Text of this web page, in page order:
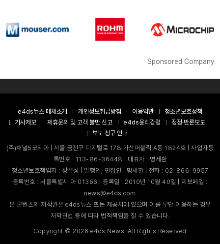
Sponsored Company
e4ds뉴스 매체소개 개인정보취급방침 이용약관
청소년보호정책
기사제보
제휴문의 및 고객 불만 신고 e4ds윤리강령
정정·반론보도
보도 청구 안내
(주)채널5코리아 | 서울 금천구 디지털로 178 가산퍼블릭 A동 1824호 | 사업자등
록번호 : 113-86-36448 | 대표자 : 명세환
청소년보호책임자 : 장은성 | 발행인, 편집인 : 명세환 | 전화 : 02-866-9957
등록번호 : 서울특별시 아 01366 | 등록일 : 2010년 10월 40일 | 제보메일 :
news@e4ds.com
본 콘텐츠의 저작권은 e4ds뉴스 또는 제공처에 있으며 이를 무단 이용하는 경우
저작권법 등에 따라 법적책임을 질 수 있습니다.
Copyright ©2026 e4ds News. All Rights Reserved